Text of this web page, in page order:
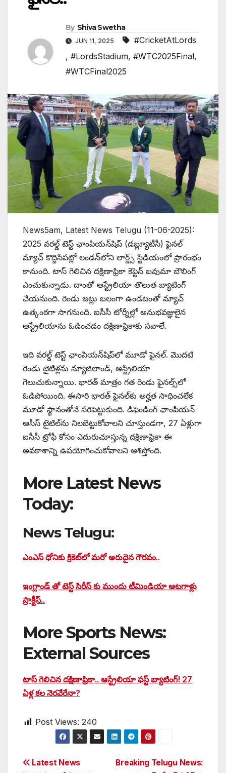
By Shiva Swetha
JUN 11, 2025
#CricketAtLords
, #LordsStadium, #WTC2025Final,
#WTCFinal2025
News5am, Latest News Telugu (11-06-2025):
2025 వరల్డ్ టెస్ట్ ఛాంపియన్‌షిప్ (డబ్ల్యూటీసీ) ఫైనల్
మ్యాచ్‌ కొద్దిసేపట్లో లండన్‌లోని లార్డ్స్ స్టేడియంలో ప్రారంభం
కానుంది. టాస్ గెలిచిన దక్షిణాఫ్రికా కెప్టెన్ బవుమా బౌలింగ్
ఎంచుకున్నాడు. దాంతో ఆస్ట్రేలియా తొలుత బ్యాటింగ్
చేయనుంది. రెండు జట్లు బలంగా ఉండటంతో మ్యాచ్
ఉత్కంఠగా సాగనుంది. ఐసీసీ టోర్నీల్లో అనుభవజ్ఞులైన
ఆస్ట్రేలియాను ఓడించడం దక్షిణాఫ్రికాకు సవాలే.
ఇది వరల్డ్ టెస్ట్ ఛాంపియన్‌షిప్‌లో మూడో ఫైనల్. మొదటి
రెండు టైటిళ్లను న్యూజిలాండ్, ఆస్ట్రేలియా
గెలుచుకున్నాయి. భారత్ మాత్రం గత రెండు ఫైనల్స్‌లో
ఓడిపోయింది. ఈసారి భారత్‌ ఫైనల్‌కు అర్హత సాధించలేక
మూడో స్థానంతోనే సరిపెట్టుకుంది. డిఫెండింగ్ ఛాంపియన్
ఆసీస్ టైటిల్‌ను నిలబెట్టుకోవాలని చూస్తుండగా, 27 ఏళ్లుగా
ఐసీసీ ట్రోఫీ కోసం ఎదురుచూస్తున్న దక్షిణాఫ్రికా ఈ
అవకాశాన్ని ఉపయోగించుకోవాలని ఆశిస్తోంది.
More Latest News
Today:
News Telugu:
ఎంఎస్ ధోనికు క్రికెట్‌లో మరో అరుదైన గౌరవం..
ఇంగ్లాండ్ తో టెస్ట్ సిరీస్ కు ముందు టీమిండియా ఆటగాళ్లు
ప్రాక్టీస్..
More Sports News:
External Sources
టాస్‌ గెలిచిన దక్షిణాఫ్రికా.. ఆస్ట్రేలియా ఫస్ట్‌ బ్యాటింగ్‌! 27
ఏళ్ల కల నెరవేరేనా?
Post Views: 240
Post
Breaking Telugu News:
Latest News